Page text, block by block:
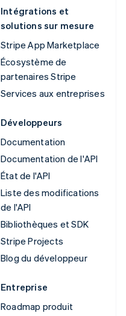
Intégrations et
solutions sur mesure
Stripe App Marketplace
Écosystème de
partenaires Stripe
Services aux entreprises
Développeurs
Documentation
Documentation de l'API
État de l'API
Liste des modifications
de l'API
Bibliothèques et SDK
Stripe Projects
Blog du développeur
Entreprise
Roadmap produit